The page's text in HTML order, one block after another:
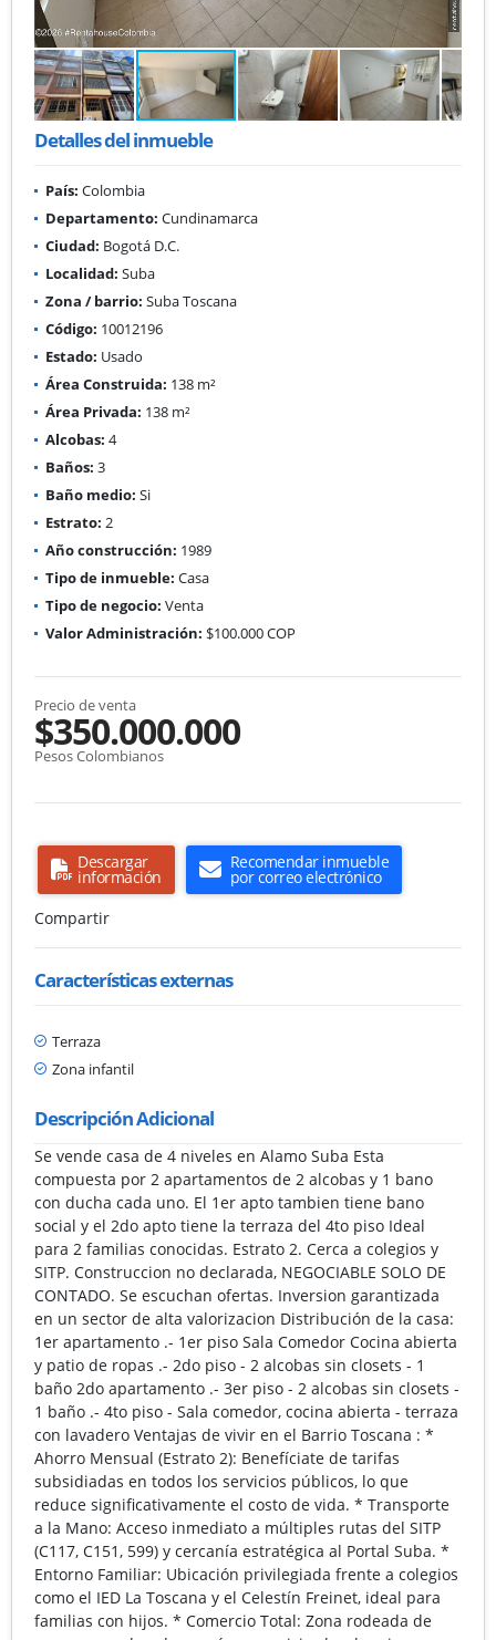
Detalles del inmueble
País: Colombia
Departamento: Cundinamarca
Ciudad: Bogotá D.C.
Localidad: Suba
Zona / barrio: Suba Toscana
Código: 10012196
Estado: Usado
Área Construida: 138 m²
Área Privada: 138 m²
Alcobas: 4
Baños: 3
Baño medio: Si
Estrato: 2
Año construcción: 1989
Tipo de inmueble: Casa
Tipo de negocio: Venta
Valor Administración: $100.000 COP
Precio de venta
$350.000.000
Pesos Colombianos
Descargar
información
Recomendar inmueble
por correo electrónico
Compartir
Características externas
Terraza
Zona infantil
Descripción Adicional
Se vende casa de 4 niveles en Alamo Suba Esta
compuesta por 2 apartamentos de 2 alcobas y 1 bano
con ducha cada uno. El 1er apto tambien tiene bano
social y el 2do apto tiene la terraza del 4to piso Ideal
para 2 familias conocidas. Estrato 2. Cerca a colegios y
SITP. Construccion no declarada, NEGOCIABLE SOLO DE
CONTADO. Se escuchan ofertas. Inversion garantizada
en un sector de alta valorizacion Distribución de la casa:
1er apartamento .- 1er piso Sala Comedor Cocina abierta
y patio de ropas .- 2do piso - 2 alcobas sin closets - 1
baño 2do apartamento .- 3er piso - 2 alcobas sin closets -
1 baño .- 4to piso - Sala comedor, cocina abierta - terraza
con lavadero Ventajas de vivir en el Barrio Toscana : *
Ahorro Mensual (Estrato 2): Benefíciate de tarifas
subsidiadas en todos los servicios públicos, lo que
reduce significativamente el costo de vida. * Transporte
a la Mano: Acceso inmediato a múltiples rutas del SITP
(C117, C151, 599) y cercanía estratégica al Portal Suba. *
Entorno Familiar: Ubicación privilegiada frente a colegios
como el IED La Toscana y el Celestín Freinet, ideal para
familias con hijos. * Comercio Total: Zona rodeada de